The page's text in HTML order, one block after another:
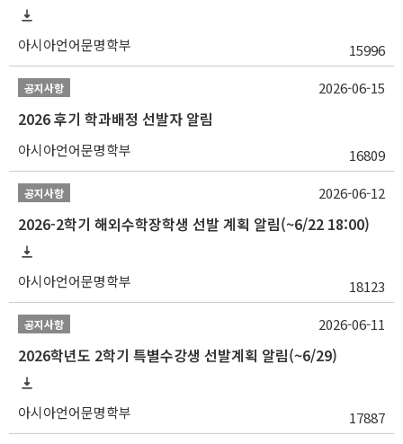
아시아언어문명학부 15996
공지사항
2026 후기 학과배정 선발자 알림
아시아언어문명학부 16809
2026-06-15
공지사항
2026-2학기 해외수학장학생 선발 계획 알림(~6/22 18:00)
아시아언어문명학부 18123
2026-06-12
공지사항
2026학년도 2학기 특별수강생 선발계획 알림(~6/29)
아시아언어문명학부 17887
2026-06-11